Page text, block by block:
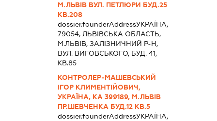
М.ЛЬВІВ ВУЛ. ПЕТЛЮРИ БУД.25
КВ.208
dossier.founderAddressУКРАЇНА,
79054, ЛЬВIВСЬКА ОБЛАСТЬ,
М.ЛЬВІВ, ЗАЛІЗНИЧНИЙ Р-Н,
ВУЛ. ВИГОВСЬКОГО, БУД. 41,
КВ.85
КОНТРОЛЕР-МАШЕВСЬКИЙ
ІГОР КЛИМЕНТІЙОВИЧ,
УКРАЇНА, КА 399189, М.ЛЬВІВ
ПР.ШЕВЧЕНКА БУД.12 КВ.5
dossier.founderAddressУКРАЇНА,